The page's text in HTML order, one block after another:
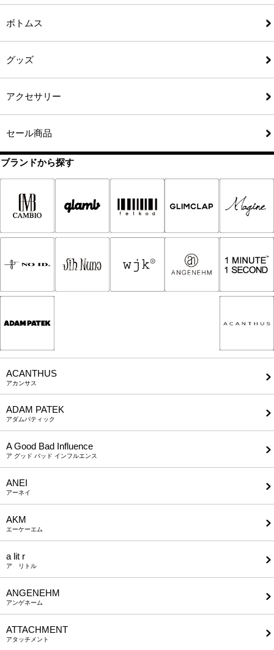
ボトムス
グッズ
アクセサリー
セール商品
ブランドから探す
ACANTHUS
アカンサス
ADAM PATEK
アダムパティック
A Good Bad Influence
ア グッド バッド インフルエンス
ANEI
アーネイ
AKM
エーケーエム
a lit r
ア リトル
ANGENEHM
アンゲネーム
ATTACHMENT
アタッチメント